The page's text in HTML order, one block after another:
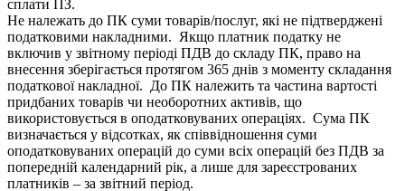
сплати ПЗ.
Не належать до ПК суми товарів/послуг, які не підтверджені
податковими накладними. Якщо платник податку не
включив у звітному періоді ПДВ до складу ПК, право на
внесення зберігається протягом 365 днів з моменту складання
податкової накладної. До ПК належить та частина вартості
придбаних товарів чи необоротних активів, що
використовується в оподатковуваних операціях. Сума ПК
визначається у відсотках, як співвідношення суми
оподатковуваних операцій до суми всіх операцій без ПДВ за
попередній календарний рік, а лише для зареєстрованих
платників – за звітний період.